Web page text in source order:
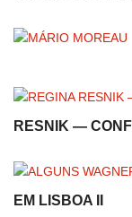
RESNIK —
EM LISBOA II